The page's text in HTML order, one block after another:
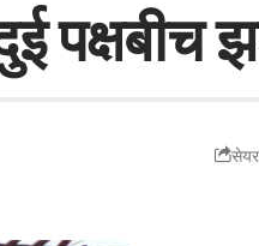
पक्षबीच
सेयर